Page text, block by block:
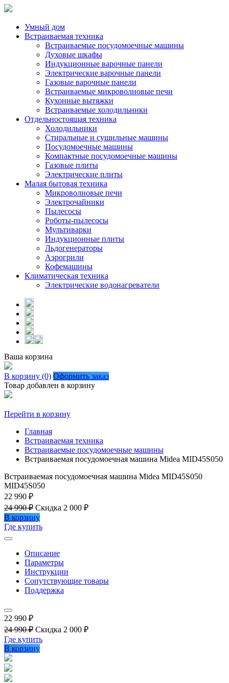
Умный дом
Встраиваемая техника
Встраиваемые посудомоечные машины
Духовые шкафы
Индукционные варочные панели
Электрические варочные панели
Газовые варочные панели
Встраиваемые микроволновые печи
Кухонные вытяжки
Встраиваемые холодильники
Отдельностоящая техника
Холодильники
Стиральные и сушильные машины
Посудомоечные машины
Компактные посудомоечные машины
Газовые плиты
Электрические плиты
Малая бытовая техника
Микроволновые печи
Электрочайники
Пылесосы
Роботы-пылесосы
Мультиварки
Индукционные плиты
Льдогенераторы
Аэрогрили
Кофемашины
Климатическая техника
Электрические водонагреватели
Ваша корзина
В корзину (0) Оформить заказ
Товар добавлен в корзину
Перейти в корзину
Главная
Встраиваемая техника
Встраиваемые посудомоечные машины
Встраиваемая посудомоечная машина Midea MID45S050
Встраиваемая посудомоечная машина Midea MID45S050
MID45S050
22 990 ₽
24 990 ₽ Скидка 2 000 ₽
В корзину
Где купить
Описание
Параметры
Инструкции
Сопутствующие товары
Поддержка
22 990 ₽
24 990 ₽ Скидка 2 000 ₽
Где купить
В корзину